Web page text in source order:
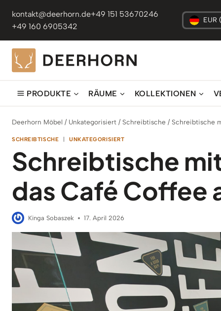
Inhalt
springen
kontakt@deerhorn.de+49 151 53670246
+49 160 6905342
EUR
PRODUKTE RÄUME KOLLEKTIONEN
Deerhorn Möbel / Unkategorisiert / Schreibtische / Schreibtische
SCHREIBTISCHE | UNKATEGORISIERT
Schreibtische
das Café Coffee
Kinga Sobaszek 17. April 2026